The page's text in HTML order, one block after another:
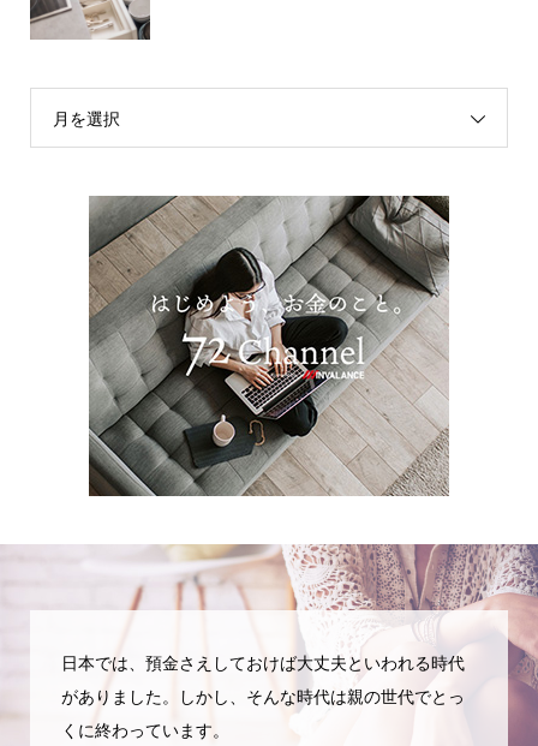
月を選択
日本では、預金さえしておけば大丈夫といわれる時代
がありました。しかし、そんな時代は親の世代でとっ
くに終わっています。